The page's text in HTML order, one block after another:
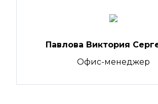
Павлова Виктория
Офис-менеджер